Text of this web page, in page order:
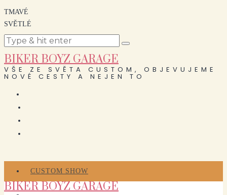
TMAVÉ
SVĚTLÉ
BIKER BOYZ GARAGE
VŠE ZE SVĚTA CUSTOM, OBJEVUJEME
NOVÉ CESTY A NEJEN TO
CUSTOM SHOW
BIKER BOYZ GARAGE